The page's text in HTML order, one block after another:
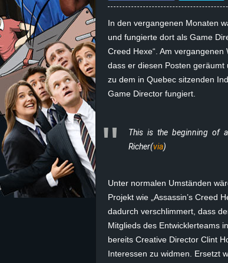
s
g
z
i
c
h
In den vergangenen Monaten
und fungierte dort als Game
Creed Hexe“. Am
dass er diesen Posten
zu dem in Quebec sitzenden
Game Director fungiert.
This is the beginning of
Richer(via)
Unter normalen Umständen
Projekt wie „Assassin’s Creed
dadurch verschlimmert, dass
Mitglieds des Entwicklerteams
bereits Creative Director Clint
Interessen zu widmen. Ersetzt